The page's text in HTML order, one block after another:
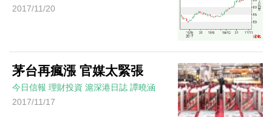
2017/11/20
茅台再瘋漲 官媒太緊張
今日信報 理財投資 滬深港日誌 譚曉涵
2017/11/17